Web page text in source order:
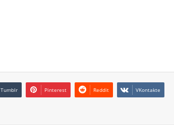
Tumblr Pinterest Reddit VKontakte